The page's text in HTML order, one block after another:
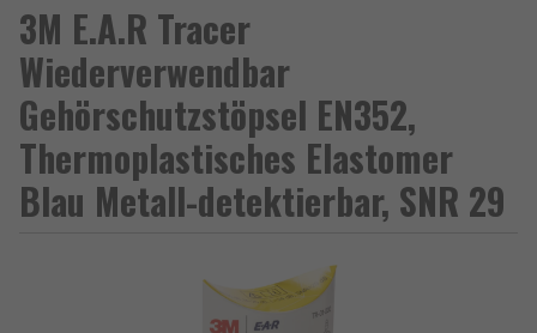
3M E.A.R Tracer
Wiederverwendbar
Gehörschutzstöpsel EN352,
Thermoplastisches Elastomer
Blau Metall-detektierbar, SNR 29